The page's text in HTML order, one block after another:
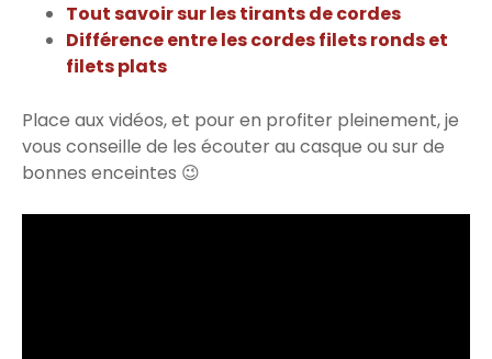
Tout savoir sur les tirants de cordes
Différence entre les cordes filets ronds et
filets plats
Place aux vidéos, et pour en profiter pleinement, je
vous conseille de les écouter au casque ou sur de
bonnes enceintes 😉